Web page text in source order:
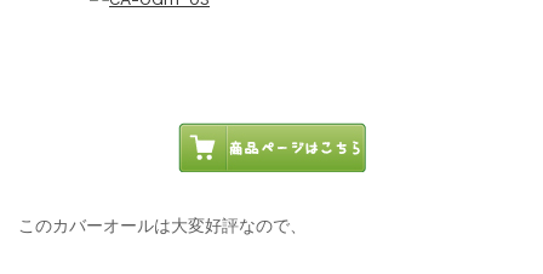
このカバーオールは大変好評なので、